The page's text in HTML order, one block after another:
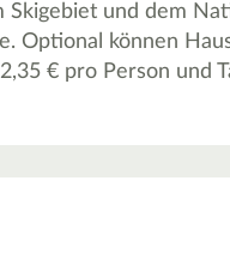
Skigebiet und dem
Optional können
€ pro Person und